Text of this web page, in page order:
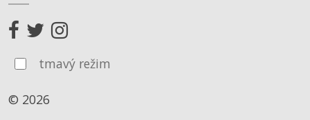
tmavý režim
© 2026